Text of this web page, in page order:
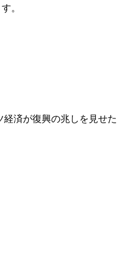
。
済が復興の兆しを見せた